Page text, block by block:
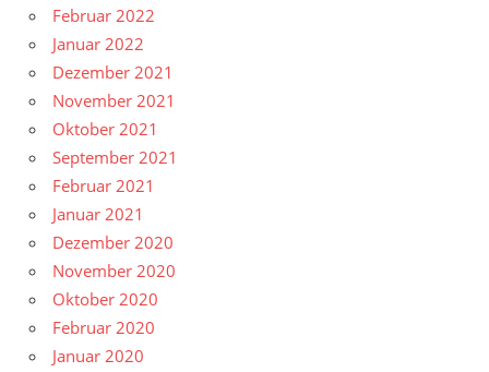
Februar 2022
Januar 2022
Dezember 2021
November 2021
Oktober 2021
September 2021
Februar 2021
Januar 2021
Dezember 2020
November 2020
Oktober 2020
Februar 2020
Januar 2020